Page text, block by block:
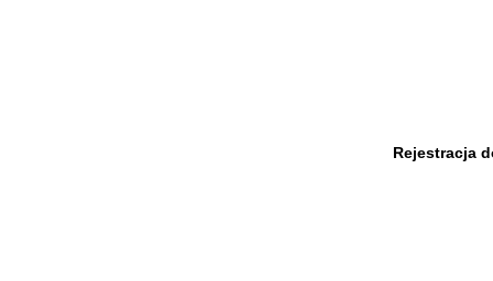
Rejestracja